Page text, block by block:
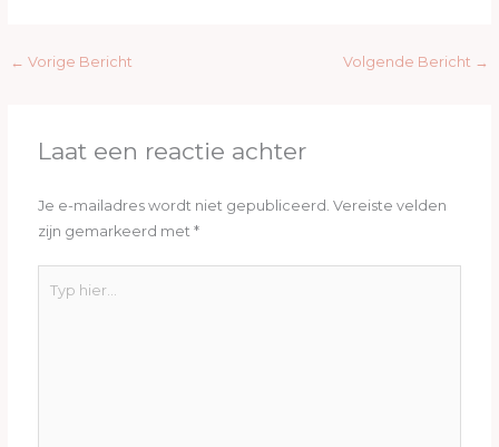
← Vorige Bericht Volgende Bericht →
Laat een reactie achter
Je e-mailadres wordt niet gepubliceerd. Vereiste velden
zijn gemarkeerd met*
hier...